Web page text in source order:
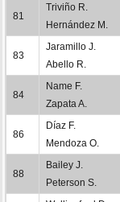
81
Triviño R.
Hernández M.
83
Jaramillo J.
Abello R.
84
Name F.
Zapata A.
86
Díaz F.
Mendoza O.
88
Bailey J.
Peterson S.